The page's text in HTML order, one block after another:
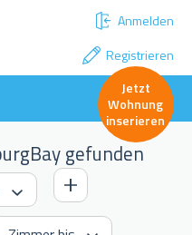
Anmelden
Registrieren
Jetzt
Wohnung
inserieren
gefunden